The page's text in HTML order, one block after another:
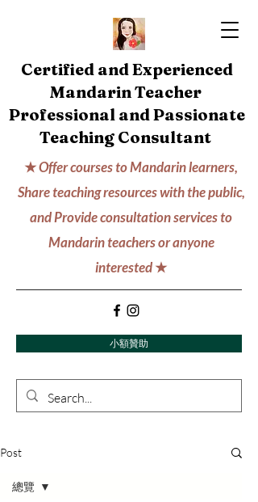
Certified and Experienced
Mandarin Teacher
Professional and Passionate
Teaching Consultant
★Offer courses to Mandarin learners,
Share teaching resources with the public,
and Provide consultation services to
Mandarin teachers or anyone
interested★
小額贊助
Post
總覽